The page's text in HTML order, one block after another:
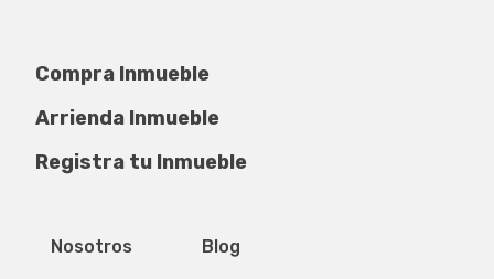
Compra Inmueble
Arrienda Inmueble
Registra tu Inmueble
Nosotros Blog